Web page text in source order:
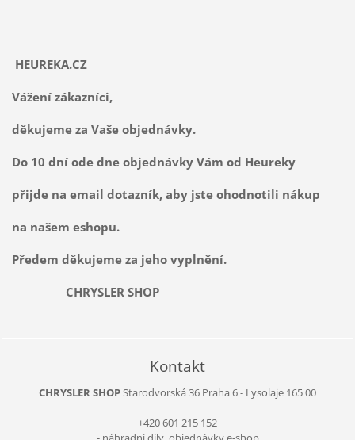
HEUREKA.CZ
Vážení zákazníci,
děkujeme za Vaše objednávky.
Do 10 dní ode dne objednávky Vám od Heureky
přijde na email dotazník, aby jste ohodnotili nákup
na našem eshopu.
Předem děkujeme za jeho vyplnění.
CHRYSLER SHOP
Kontakt
CHRYSLER SHOPStarodvorská 36 Praha 6 - Lysolaje 165 00
+420 601 215 152